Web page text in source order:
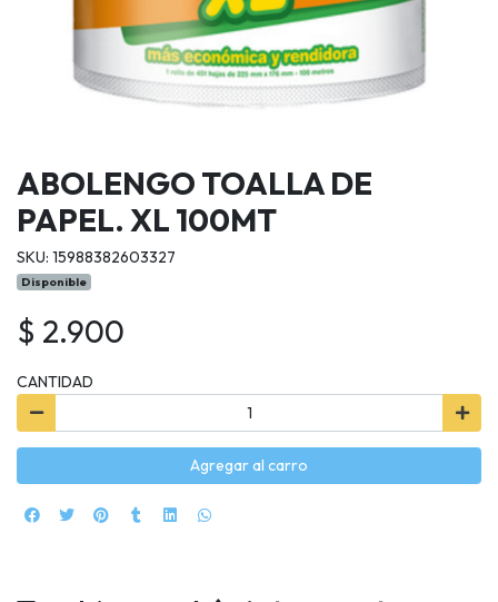
ABOLENGO TOALLA DE
PAPEL. XL 100MT
SKU: 15988382603327
Disponible
$ 2.900
CANTIDAD
Agregar al carro